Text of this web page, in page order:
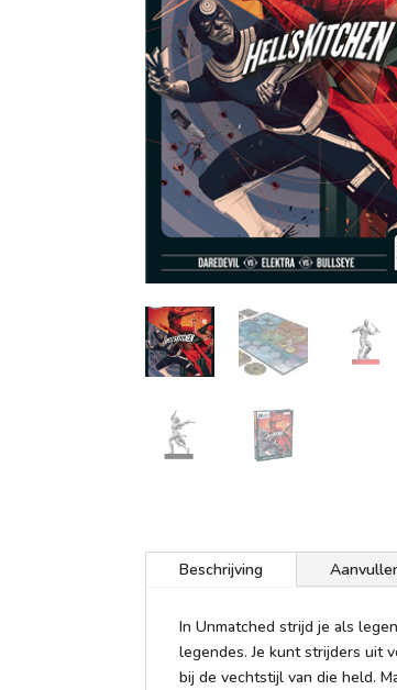
Beschrijving
In Unmatched strijd je als
legendes. Je kunt strijders uit
bij de vechtstijl van die held.